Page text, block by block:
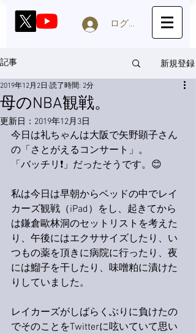
ログイン
記事 新規登録
母のNBA観戦。
2019年12月2日 読了時間: 2分
更新日： 2019年12月3日
今日は礼ちゃんは大阪で矢野顕子さん
の「さとがえるコンサート」。
「バッチリ❗️」だったそうです。😊
私は今日は早朝からベッドの中でレイ
カーズ観戦（iPad）をし、起きてから
は鎌倉歐林洞のセットリストを考えた
り、午後にはエクササイズしたり、い
つもの薬を頂きに病院に行ったり、夜
には鰡子を干したり、味噌粕に漬けた
りしていました。
レイカーズがしばらくぶりに負けたの
でそのことをTwitterに呟いていて思い